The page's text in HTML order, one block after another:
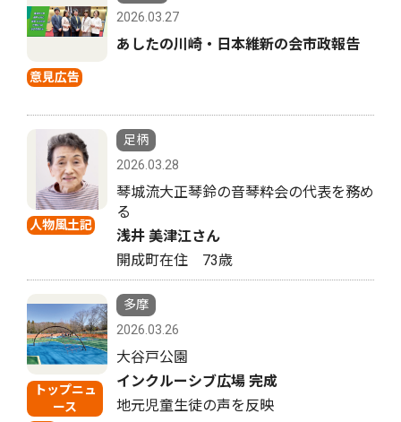
意見広告
2026.03.27
あしたの川崎・日本維新の会市政報告
人物風土記
足柄
2026.03.28
琴城流大正琴鈴の音琴粋会の代表を務め
る
浅井 美津江さん
開成町在住 73歳
トップニュ
ース
多摩
2026.03.26
大谷戸公園
インクルーシブ広場 完成
地元児童生徒の声を反映